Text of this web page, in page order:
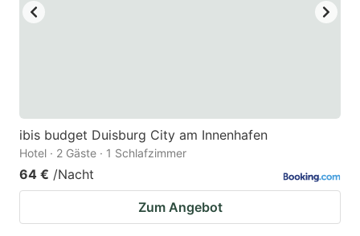
ibis budget Duisburg City am Innenhafen
Hotel · 2 Gäste · 1 Schlafzimmer
64 € /Nacht
Zum Angebot